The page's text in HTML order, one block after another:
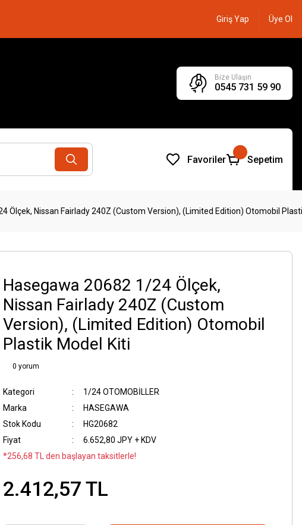
Giriş Yap Üye Ol
Bize Ulaşın
0545 731 59 90
Favoriler Sepetim
Ölçek, Nissan Fairlady 240Z (Custom Version), (Limited Edition) Otomobil
Hasegawa 20682 1/24 Ölçek,
Nissan Fairlady 240Z (Custom
Version), (Limited Edition) Otomobil
Plastik Model Kiti
0 yorum
Kategori
1/24 OTOMOBİLLER
Marka
HASEGAWA
Stok Kodu
HG20682
Fiyat
6.652,80 JPY + KDV
*256,68 TL den başlayan taksitlerle!
2.412,57 TL